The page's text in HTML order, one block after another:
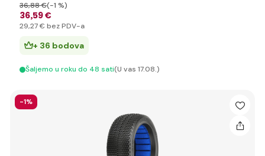
36,59 €
36,88 €(-1 %)
29,27 € bez PDV-a
+ 36 bodova
Šaljemo u roku do 48 sati(U vas 17.08.)
-1%